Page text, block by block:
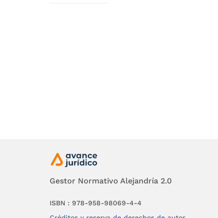
Gestor Normativo Alejandría 2.0
ISBN : 978-958-98069-4-4